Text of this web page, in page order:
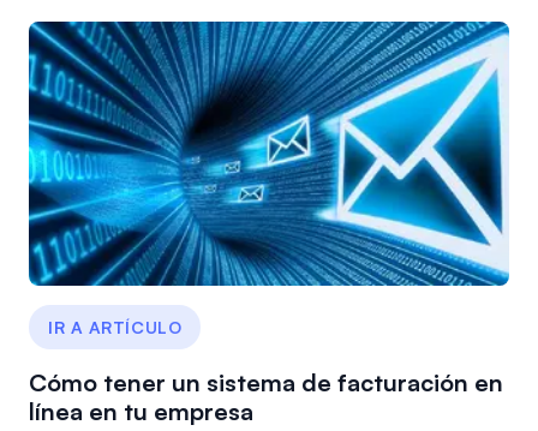
IR A ARTÍCULO
Cómo tener un sistema de facturación en
línea en tu empresa